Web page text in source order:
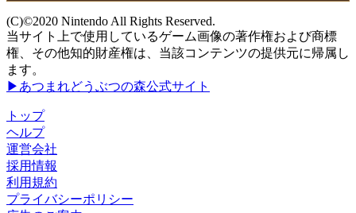
(C)©2020 Nintendo All Rights Reserved.
当サイト上で使用しているゲーム画像の著作権および商標
権、その他知的財産権は、当該コンテンツの提供元に帰属し
ます。
▶あつまれどうぶつの森公式サイト
トップ
ヘルプ
運営会社
採用情報
利用規約
プライバシーポリシー